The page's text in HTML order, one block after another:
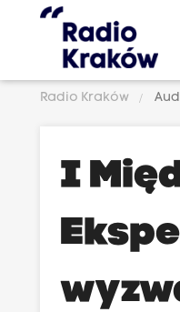
Radio Kraków
I